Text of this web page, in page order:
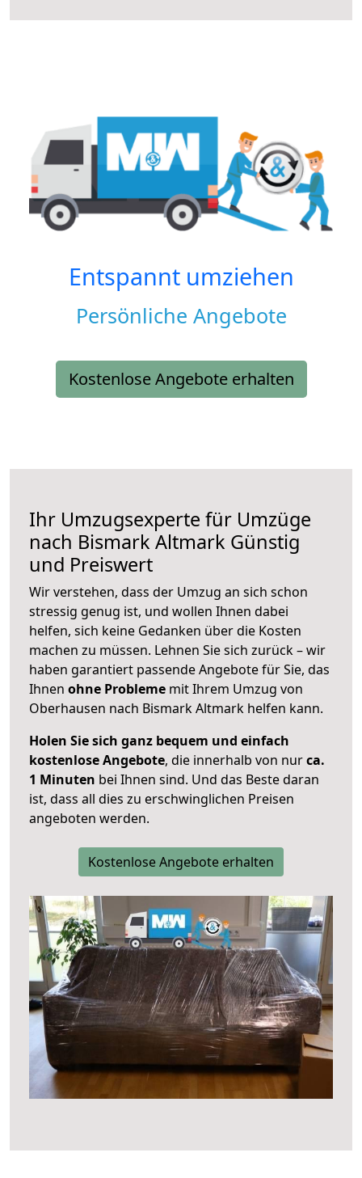
Entspannt umziehen
Persönliche Angebote
Kostenlose Angebote erhalten
Ihr Umzugsexperte für Umzüge
nach Bismark Altmark Günstig
und Preiswert
Wir verstehen, dass der Umzug an sich schon
stressig genug ist, und wollen Ihnen dabei
helfen, sich keine Gedanken über die Kosten
machen zu müssen. Lehnen Sie sich zurück – wir
haben garantiert passende Angebote für Sie, das
Ihnen ohne Probleme mit Ihrem Umzug von
Oberhausen nach Bismark Altmark helfen kann.
Holen Sie sich ganz bequem und einfach
kostenlose Angebote, die innerhalb von nurca.
1 Minuten bei Ihnen sind. Und das Beste daran
ist, dass all dies zu erschwinglichen Preisen
angeboten werden.
Kostenlose Angebote erhalten